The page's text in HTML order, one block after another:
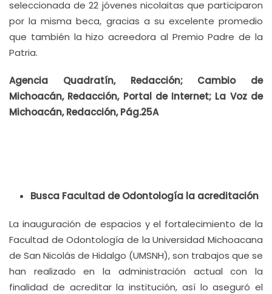
seleccionada de 22 jóvenes nicolaitas que participaron
por la misma beca, gracias a su excelente promedio
que también la hizo acreedora al Premio Padre de la
Patria.
Agencia Quadratín, Redacción; Cambio de
Michoacán, Redacción, Portal de Internet; La Voz de
Michoacán, Redacción, Pág.25A
Busca Facultad de Odontología la acreditación
La inauguración de espacios y el fortalecimiento de la
Facultad de Odontología de la Universidad Michoacana
de San Nicolás de Hidalgo (UMSNH), son trabajos que se
han realizado en la administración actual con la
finalidad de acreditar la institución, así lo aseguró el